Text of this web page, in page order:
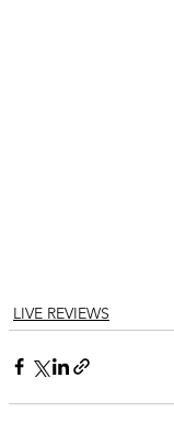
LIVE REVIEWS